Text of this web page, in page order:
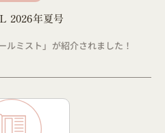
2026年夏号
ルミスト」が紹介されました！